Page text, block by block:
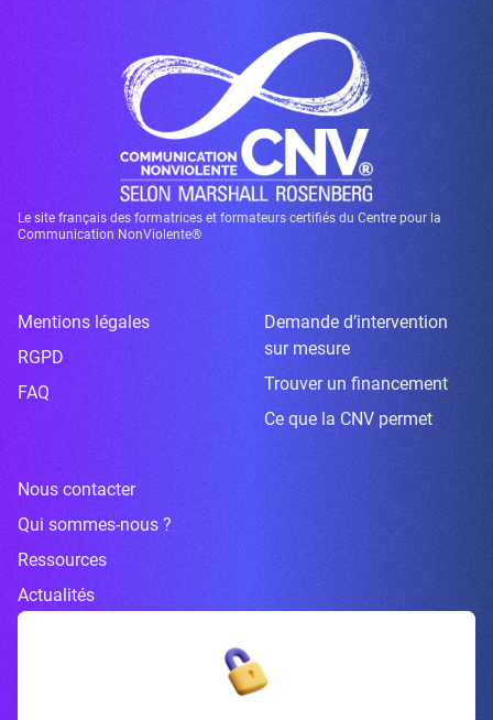
Le site français des formatrices et formateurs certifiés du Centre pour la
Communication NonViolente®
Mentions légales
RGPD
FAQ
Demande d’intervention
sur mesure
Trouver un financement
Ce que la CNV permet
Nous contacter
Qui sommes-nous ?
Ressources
Actualités
Inscrivez-vous à la newsletter